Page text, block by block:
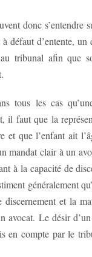
donc s’entendre
défaut d’entente, un
tribunal afin que
tous les cas
il faut que la
et que l’enfant ait
mandat clair à un
à la capacité de
généralement
discernement et la
avocat. Le désir
en compte par le